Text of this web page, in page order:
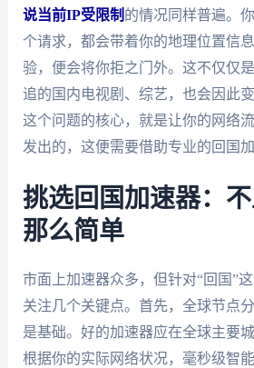
说当前IP受限制 的情况同样普遍。
个请求，都会带着你的地理位置信
验，便会将你拒之门外。这不仅仅
追的国内电视剧、综艺，也会因此
这个问题的核心，就是让你的网络
发出的，这便需要借助专业的回国加
挑选回国加速器：
那么简单
市面上加速器众多，但针对“回国”
关注几个关键点。首先，全球节点
是基础。好的加速器应在全球主要
根据你的实际网络状况，毫秒级智